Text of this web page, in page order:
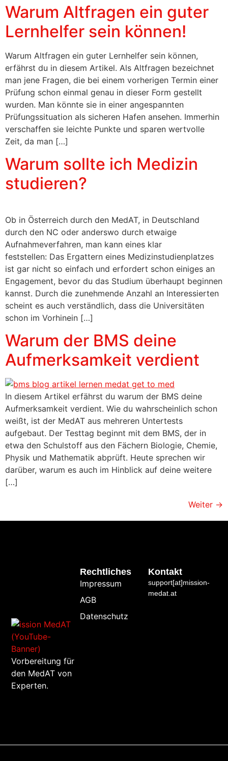
Warum Altfragen ein guter
Lernhelfer sein können!
Warum Altfragen ein guter Lernhelfer sein können,
erfährst du in diesem Artikel. Als Altfragen bezeichnet
man jene Fragen, die bei einem vorherigen Termin einer
Prüfung schon einmal genau in dieser Form gestellt
wurden. Man könnte sie in einer angespannten
Prüfungssituation als sicheren Hafen ansehen. Immerhin
verschaffen sie leichte Punkte und sparen wertvolle
Zeit, da man […]
Warum sollte ich Medizin
studieren?
Ob in Österreich durch den MedAT, in Deutschland
durch den NC oder anderswo durch etwaige
Aufnahmeverfahren, man kann eines klar
feststellen: Das Ergattern eines Medizinstudienplatzes
ist gar nicht so einfach und erfordert schon einiges an
Engagement, bevor du das Studium überhaupt beginnen
kannst. Durch die zunehmende Anzahl an Interessierten
scheint es auch verständlich, dass die Universitäten
schon im Vorhinein […]
Warum der BMS deine
Aufmerksamkeit verdient
In diesem Artikel erfährst du warum der BMS deine
Aufmerksamkeit verdient. Wie du wahrscheinlich schon
weißt, ist der MedAT aus mehreren Untertests
aufgebaut. Der Testtag beginnt mit dem BMS, der in
etwa den Schulstoff aus den Fächern Biologie, Chemie,
Physik und Mathematik abprüft. Heute sprechen wir
darüber, warum es auch im Hinblick auf deine weitere
[…]
Weiter →
Vorbereitung für
den MedAT von
Experten.
Rechtliches
Impressum
AGB
Datenschutz
Kontakt
support[at]mission-
medat.at